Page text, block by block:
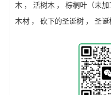
木 ， 活树木 ， 棕榈叶（未加
木材 ， 砍下的圣诞树 ， 圣诞